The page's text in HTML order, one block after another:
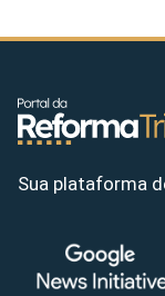
Sua plataforma